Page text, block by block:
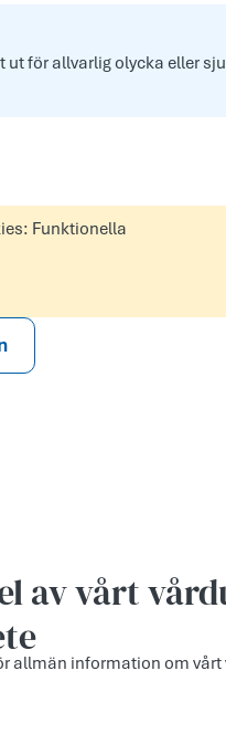
för allvarlig olycka eller
Funktionella
av vårt
allmän information om